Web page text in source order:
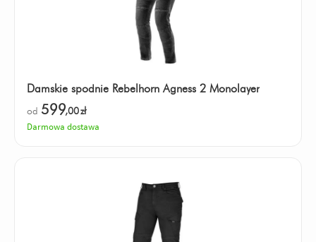
Damskie spodnie Rebelhorn Agness 2 Monolayer
od 599,00zł
Darmowa dostawa